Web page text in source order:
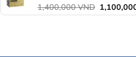
1,400,000VND Giá
gốc